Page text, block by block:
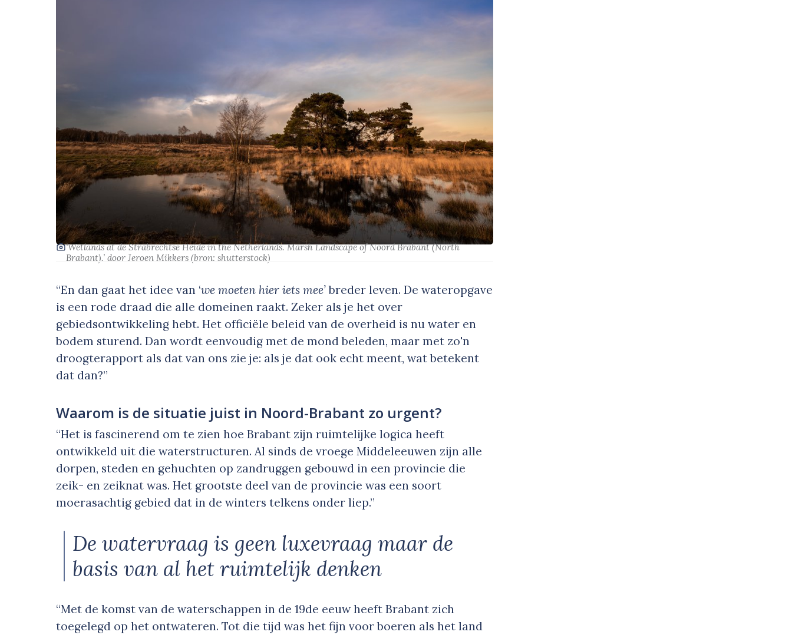
‘Wetlands at de Strabrechtse Heide in the Netherlands. Marsh Landscape of Noord Brabant (North
Brabant).’door Jeroen Mikkers(bron:shutterstock)
“En dan gaat het idee van ‘we moeten hier iets mee’breder leven. De wateropgave
is een rode draad die alle domeinen raakt. Zeker als je het over
gebiedsontwikkeling hebt. Het officiële beleid van de overheid is nu water en
bodem sturend. Dan wordt eenvoudig met de mond beleden, maar met zo'n
droogterapport als dat van ons zie je: als je dat ook echt meent, wat betekent
dat dan?”
Waarom is de situatie juist in Noord-Brabant zo urgent?
“Het is fascinerend om te zien hoe Brabant zijn ruimtelijke logica heeft
ontwikkeld uit die waterstructuren. Al sinds de vroege Middeleeuwen zijn alle
dorpen, steden en gehuchten op zandruggen gebouwd in een provincie die
zeik- en zeiknat was. Het grootste deel van de provincie was een soort
moerasachtig gebied dat in de winters telkens onder liep.”
De watervraag is geen luxevraag maar de
basis van al het ruimtelijk denken
“Met de komst van de waterschappen in de 19de eeuw heeft Brabant zich
toegelegd op het ontwateren. Tot die tijd was het fijn voor boeren als het land